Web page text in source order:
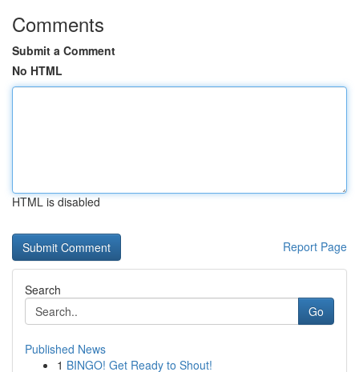
Comments
Submit a Comment
No HTML
HTML is disabled
Report Page
Search
Go
Published News
1 BINGO! Get Ready to Shout!